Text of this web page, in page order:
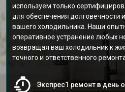
используем только
для обеспечения долговечности
вашего холодильника. Наши
оперативное устранение любых
возвращая ваш холодильник к
точного и ответственного
Экспрес1 ремонт в день